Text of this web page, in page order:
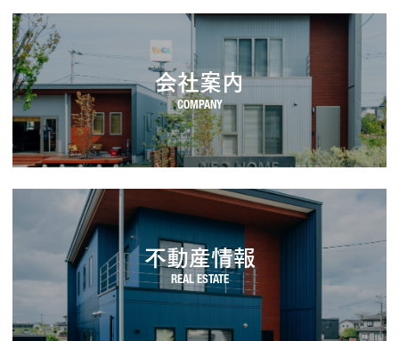
会社案内
不動産情報